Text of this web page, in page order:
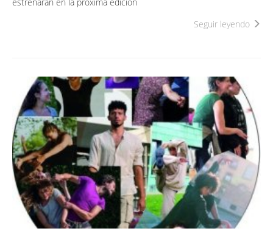
estrenarán en la próxima edición
Seguir leyendo